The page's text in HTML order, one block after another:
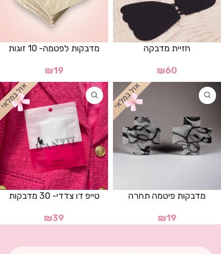
חזיית מדבקה
₪60
מדבקות לפטמה- 10 זוגות
₪19
מדבקות פיטמה תחרה
₪19
טייפ דו צדדי- 30 מדבקות
₪39